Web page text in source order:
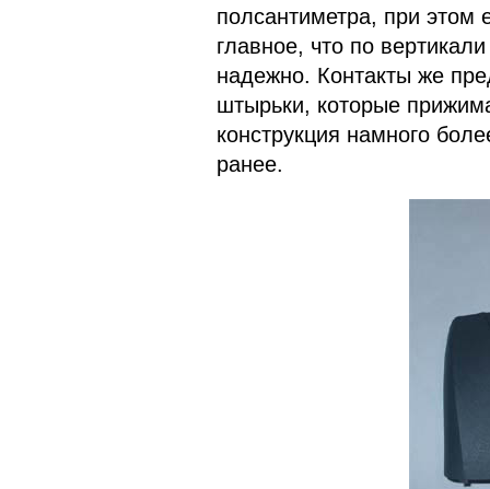
полсантиметра, при этом
главное, что по
надежно. Контакты же
штырьки, которые
конструкция намного
ранее.